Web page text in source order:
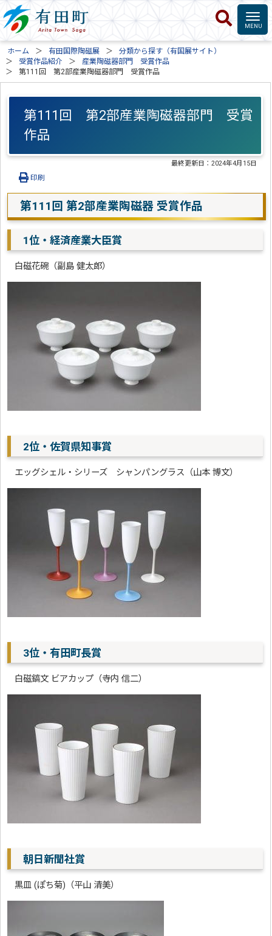
ホーム 有田国際陶磁展
分類から探す（有国展サイト）
受賞作品紹介
産業陶磁器部門 受賞作品
第111回 第2部産業陶磁器部門 受賞作品
第111回 第2部産業陶磁器部門 受賞
作品
最終更新日：2024年4月15日
印刷
第111回 第2部産業陶磁器 受賞作品
1位・経済産業大臣賞
白磁花碗（副島 健太郎）
2位・佐賀県知事賞
エッグシェル・シリーズ シャンパングラス（山本 博文）
3位・有田町長賞
白磁鎬文 ビアカップ（寺内 信二）
朝日新聞社賞
黒皿 (ぽち菊)（平山 清美）